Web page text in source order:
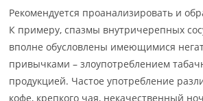
Рекомендуется проанализировать и
К примеру, спазмы внутричерепных
вполне обусловлены имеющимися
привычками – злоупотреблением
продукцией. Частое употребление
кофе, крепкого чая, некачественный